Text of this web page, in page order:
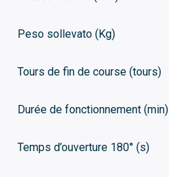
Peso sollevato (Kg)
Tours de fin de course (tours)
Durée de fonctionnement (min)
Temps d’ouverture 180° (s)